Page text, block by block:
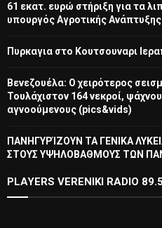
61 εκατ. ευρώ στήριξη για τα
υπουργός Αγροτικής
Πυρκαγια στο Κουτσουναρι
Βενεζουέλα: Ο χειρότερος
Τουλάχιστον 164 νεκροί,
αγνοούμενους (pics&vids)
ΠΑΝΗΓΥΡΊΖΟΥΝ ΤΑ ΓΕΝΙΚΑ
ΣΤΟΥΣ ΥΨΗΛΟΒΑΘΜΟΥΣ ΤΩΝ
PLAYERS VERENIKI RADIO